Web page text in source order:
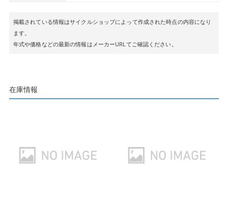
掲載されている情報はサイクルショップによって作成された時点の内容になり
ます。
年式や価格などの最新の情報はメーカーURLてご確認ください。
在庫情報